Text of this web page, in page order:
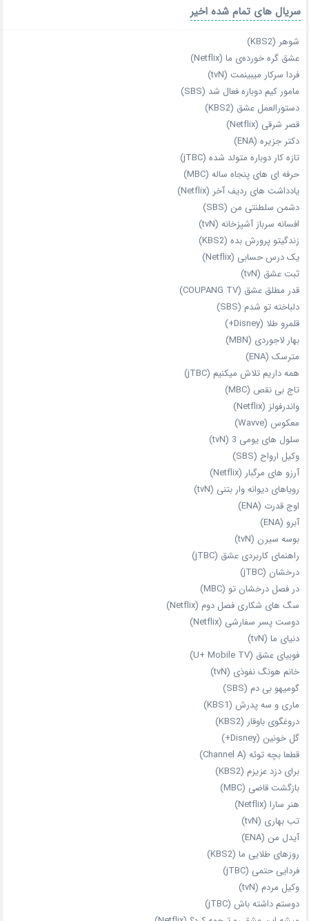
سریال های تمام شده اخیر
شوهر (KBS2)
عشق گره خورده‌ی ما (Netflix)
فردا سرکار میبینمت (tvN)
مامور کیم دوباره فعال شد (SBS)
دستورالعمل عشق (KBS2)
قصر شرقی (Netflix)
دکتر جزیره (ENA)
تازه‌ کار دوباره‌ متولد شده (jTBC)
حرفه‌ ای‌ های پنجاه‌ ساله (MBC)
یادداشت‌ های ردیف آخر (Netflix)
دشمن سلطنتی من (SBS)
افسانه سرباز آشپزخانه (tvN)
زندگیتو پرورش بده (KBS2)
یک درس حسابی (Netflix)
ثبت عشق (tvN)
قدر مطلق عشق (COUPANG TV)
دلباخته تو شدم (SBS)
قلمرو طلا (Disney+)
بهار لاجوردی (MBN)
مترسک (ENA)
همه داریم تلاش میکنیم (jTBC)
تاج بی‌ نقص (MBC)
واندرفولز (Netflix)
معکوس (Wavve)
سلول های یومی 3 (tvN)
وکیل ارواح (SBS)
آرزو های مرگبار (Netflix)
رویاهای دیوانه‌ وار بتنی (tvN)
اوج قدرت (ENA)
آبرو (ENA)
بوسه سیرن (tvN)
راهنمای کاربردی عشق (jTBC)
درخشان (jTBC)
در فصل درخشان تو (MBC)
سگ های شکاری فصل دوم (Netflix)
دوست‌ پسر سفارشی (Netflix)
دنیای ما (tvN)
فوبیای عشق (U+ Mobile TV)
خانم هونگ نفوذی (tvN)
گومیهو بی دم (SBS)
ماری و سه پدرش (KBS1)
دروغگوی باوقار (KBS2)
گل خونین (Disney+)
قطعا بچه توئه (Channel A)
برای دزد عزیزم (KBS2)
بازگشت قاضی (MBC)
هنر سارا (Netflix)
تب بهاری (tvN)
آیدل من (ENA)
روزهای طلایی ما (KBS2)
فردایی حتمی (jTBC)
وکیل مردم (tvN)
دوستم داشته باش (jTBC)